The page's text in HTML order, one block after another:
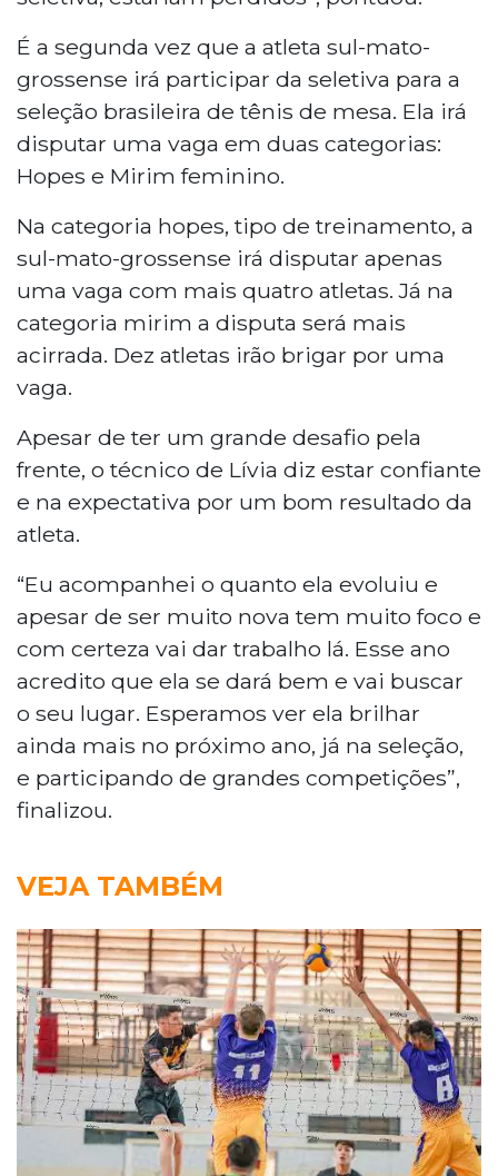
É a segunda vez que a atleta sul-mato-
grossense irá participar da seletiva para a
seleção brasileira de tênis de mesa. Ela irá
disputar uma vaga em duas categorias:
Hopes e Mirim feminino.
Na categoria hopes, tipo de treinamento, a
sul-mato-grossense irá disputar apenas
uma vaga com mais quatro atletas. Já na
categoria mirim a disputa será mais
acirrada. Dez atletas irão brigar por uma
vaga.
Apesar de ter um grande desafio pela
frente, o técnico de Lívia diz estar confiante
e na expectativa por um bom resultado da
atleta.
“Eu acompanhei o quanto ela evoluiu e
apesar de ser muito nova tem muito foco e
com certeza vai dar trabalho lá. Esse ano
acredito que ela se dará bem e vai buscar
o seu lugar. Esperamos ver ela brilhar
ainda mais no próximo ano, já na seleção,
e participando de grandes competições”,
finalizou.
VEJA TAMBÉM